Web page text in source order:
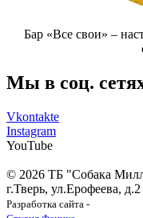
Бар «Все свои» –
Мы в соц.
Vkontakte
Instagram
YouTube
© 2026 ТБ "Собака
г.Тверь, ул.Ерофеева, д.2
Разработка сайта -